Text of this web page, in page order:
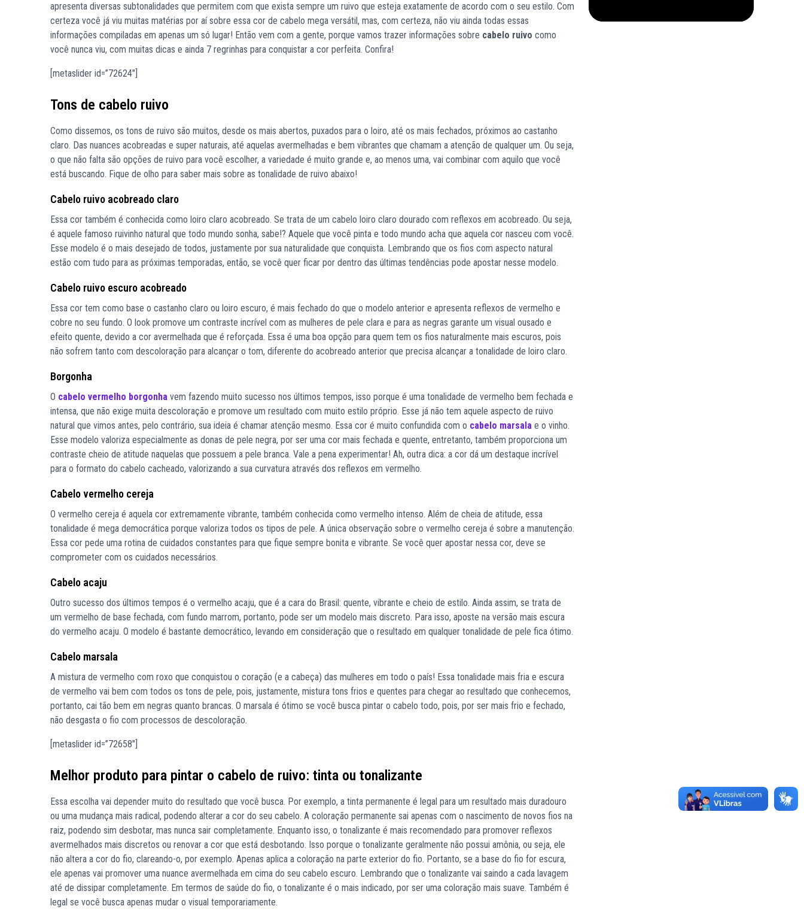
apresenta diversas subtonalidades que permitem com que exista sempre um ruivo que esteja exatamente de acordo com o seu estilo. Com
certeza você já viu muitas matérias por aí sobre essa cor de cabelo mega versátil, mas, com certeza, não viu ainda todas essas
informações compiladas em apenas um só lugar! Então vem com a gente, porque vamos trazer informações sobre cabelo ruivo como
você nunca viu, com muitas dicas e ainda 7 regrinhas para conquistar a cor perfeita. Confira!
[metaslider id=”72624″]
Tons de cabelo ruivo
Como dissemos, os tons de ruivo são muitos, desde os mais abertos, puxados para o loiro, até os mais fechados, próximos ao castanho
claro. Das nuances acobreadas e super naturais, até aquelas avermelhadas e bem vibrantes que chamam a atenção de qualquer um. Ou seja,
o que não falta são opções de ruivo para você escolher, a variedade é muito grande e, ao menos uma, vai combinar com aquilo que você
está buscando. Fique de olho para saber mais sobre as tonalidade de ruivo abaixo!
Cabelo ruivo acobreado claro
Essa cor também é conhecida como loiro claro acobreado. Se trata de um cabelo loiro claro dourado com reflexos em acobreado. Ou seja,
é aquele famoso ruivinho natural que todo mundo sonha, sabe!? Aquele que você pinta e todo mundo acha que aquela cor nasceu com você.
Esse modelo é o mais desejado de todos, justamente por sua naturalidade que conquista. Lembrando que os fios com aspecto natural
estão com tudo para as próximas temporadas, então, se você quer ficar por dentro das últimas tendências pode apostar nesse modelo.
Cabelo ruivo escuro acobreado
Essa cor tem como base o castanho claro ou loiro escuro, é mais fechado do que o modelo anterior e apresenta reflexos de vermelho e
cobre no seu fundo. O look promove um contraste incrível com as mulheres de pele clara e para as negras garante um visual ousado e
efeito quente, devido a cor avermelhada que é reforçada. Essa é uma boa opção para quem tem os fios naturalmente mais escuros, pois
não sofrem tanto com descoloração para alcançar o tom, diferente do acobreado anterior que precisa alcançar a tonalidade de loiro claro.
Borgonha
O cabelo vermelho borgonha vem fazendo muito sucesso nos últimos tempos, isso porque é uma tonalidade de vermelho bem fechada e
intensa, que não exige muita descoloração e promove um resultado com muito estilo próprio. Esse já não tem aquele aspecto de ruivo
natural que vimos antes, pelo contrário, sua ideia é chamar atenção mesmo. Essa cor é muito confundida com o cabelo marsala e o vinho.
Esse modelo valoriza especialmente as donas de pele negra, por ser uma cor mais fechada e quente, entretanto, também proporciona um
contraste cheio de atitude naquelas que possuem a pele branca. Vale a pena experimentar! Ah, outra dica: a cor dá um destaque incrível
para o formato do cabelo cacheado, valorizando a sua curvatura através dos reflexos em vermelho.
Cabelo vermelho cereja
O vermelho cereja é aquela cor extremamente vibrante, também conhecida como vermelho intenso. Além de cheia de atitude, essa
tonalidade é mega democrática porque valoriza todos os tipos de pele. A única observação sobre o vermelho cereja é sobre a manutenção.
Essa cor pede uma rotina de cuidados constantes para que fique sempre bonita e vibrante. Se você quer apostar nessa cor, deve se
comprometer com os cuidados necessários.
Cabelo acaju
Outro sucesso dos últimos tempos é o vermelho acaju, que é a cara do Brasil: quente, vibrante e cheio de estilo. Ainda assim, se trata de
um vermelho de base fechada, com fundo marrom, portanto, pode ser um modelo mais discreto. Para isso, aposte na versão mais escura
do vermelho acaju. O modelo é bastante democrático, levando em consideração que o resultado em qualquer tonalidade de pele fica ótimo.
Cabelo marsala
A mistura de vermelho com roxo que conquistou o coração (e a cabeça) das mulheres em todo o país! Essa tonalidade mais fria e escura
de vermelho vai bem com todos os tons de pele, pois, justamente, mistura tons frios e quentes para chegar ao resultado que conhecemos,
portanto, cai tão bem em negras quanto brancas. O marsala é ótimo se você busca pintar o cabelo todo, pois, por ser mais frio e fechado,
não desgasta o fio com processos de descoloração.
[metaslider id=”72658″]
Melhor produto para pintar o cabelo de ruivo: tinta ou tonalizante
Essa escolha vai depender muito do resultado que você busca. Por exemplo, a tinta permanente é legal para um resultado mais duradouro
ou uma mudança mais radical, podendo alterar a cor do seu cabelo. A coloração permanente sai apenas com o nascimento de novos fios na
raiz, podendo sim desbotar, mas nunca sair completamente. Enquanto isso, o tonalizante é mais recomendado para promover reflexos
avermelhados mais discretos ou renovar a cor que está desbotando. Isso porque o tonalizante geralmente não possui amônia, ou seja, ele
não altera a cor do fio, clareando-o, por exemplo. Apenas aplica a coloração na parte exterior do fio. Portanto, se a base do fio for escura,
ele apenas vai promover uma nuance avermelhada em cima do seu cabelo escuro. Lembrando que o tonalizante vai saindo a cada lavagem
até de dissipar completamente. Em termos de saúde do fio, o tonalizante é o mais indicado, por ser uma coloração mais suave. Também é
legal se você busca apenas mudar o visual temporariamente.